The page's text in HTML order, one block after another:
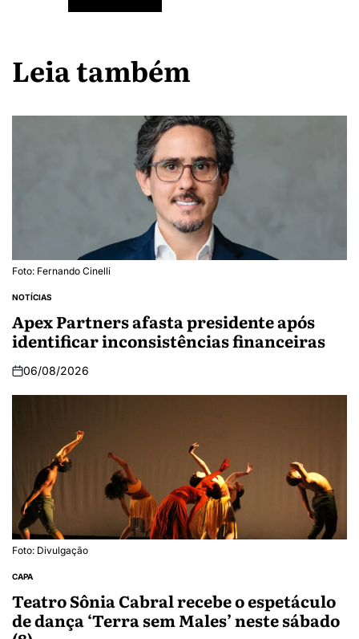
Leia também
Foto: Fernando Cinelli
NOTÍCIAS
Apex Partners afasta presidente após
identificar inconsistências financeiras
06/08/2026
Foto: Divulgação
CAPA
Teatro Sônia Cabral recebe o espetáculo
de dança ‘Terra sem Males’ neste sábado